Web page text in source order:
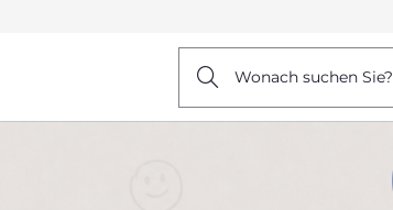
Wonach suchen Sie?